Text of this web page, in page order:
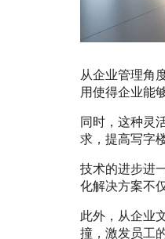
从企业管理角
用使得企业能
同时，这种灵
求，提高写字
技术的进步进
化解决方案不
此外，从企业
撞，激发员工